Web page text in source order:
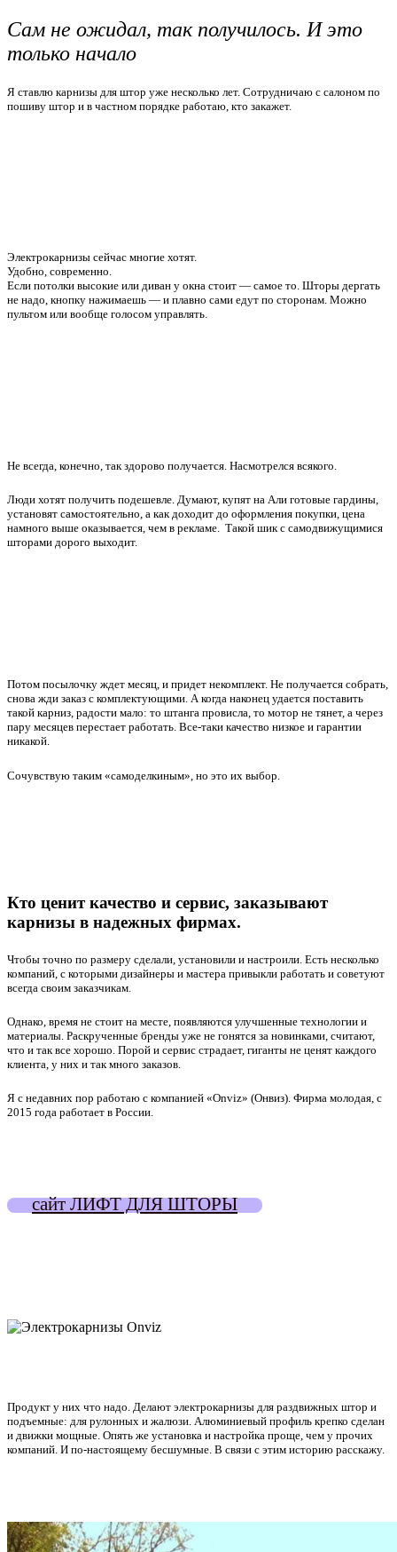
Сам не ожидал, так получилось. И это
только начало
Я ставлю карнизы для штор уже несколько лет. Сотрудничаю с салоном по
пошиву штор и в частном порядке работаю, кто закажет.
Электрокарнизы сейчас многие хотят.
Удобно, современно.
Если потолки высокие или диван у окна стоит — самое то. Шторы дергать
не надо, кнопку нажимаешь — и плавно сами едут по сторонам. Можно
пультом или вообще голосом управлять.
Не всегда, конечно, так здорово получается. Насмотрелся всякого.
Люди хотят получить подешевле. Думают, купят на Али готовые гардины,
установят самостоятельно, а как доходит до оформления покупки, цена
намного выше оказывается, чем в рекламе. Такой шик с самодвижущимися
шторами дорого выходит.
Потом посылочку ждет месяц, и придет некомплект. Не получается собрать,
снова жди заказ с комплектующими. А когда наконец удается поставить
такой карниз, радости мало: то штанга провисла, то мотор не тянет, а через
пару месяцев перестает работать. Все-таки качество низкое и гарантии
никакой.
Сочувствую таким «самоделкиным», но это их выбор.
Кто ценит качество и сервис, заказывают
карнизы в надежных фирмах.
Чтобы точно по размеру сделали, установили и настроили. Есть несколько
компаний, с которыми дизайнеры и мастера привыкли работать и советуют
всегда своим заказчикам.
Однако, время не стоит на месте, появляются улучшенные технологии и
материалы. Раскрученные бренды уже не гонятся за новинками, считают,
что и так все хорошо. Порой и сервис страдает, гиганты не ценят каждого
клиента, у них и так много заказов.
Я с недавних пор работаю с компанией «Onviz» (Онвиз). Фирма молодая, с
2015 года работает в России.
сайт ЛИФТ ДЛЯ ШТОРЫ
Продукт у них что надо. Делают электрокарнизы для раздвижных штор и
подъемные: для рулонных и жалюзи. Алюминиевый профиль крепко сделан
и движки мощные. Опять же установка и настройка проще, чем у прочих
компаний. И по-настоящему бесшумные. В связи с этим историю расскажу.